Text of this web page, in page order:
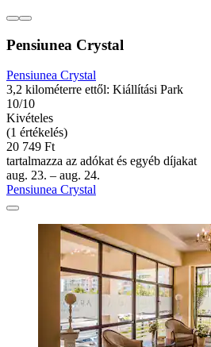
Pensiunea Crystal
Pensiunea Crystal
3,2 kilométerre ettől: Kiállítási Park
10/10
Kivételes
(1 értékelés)
20 749 Ft
tartalmazza az adókat és egyéb díjakat
aug. 23. – aug. 24.
Pensiunea Crystal